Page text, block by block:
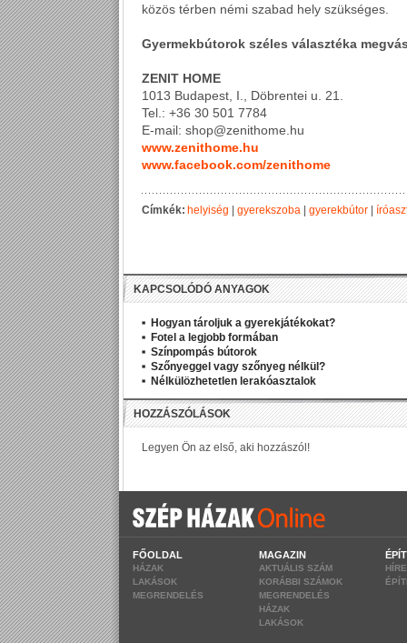
közös térben némi szabad hely szükséges.
Gyermekbútorok széles választéka
ZENIT HOME
1013 Budapest, I., Döbrentei u. 21.
Tel.: +36 30 501 7784
E-mail: shop@zenithome.hu
www.zenithome.hu
www.facebook.com/zenithome
Címkék: helyiség gyerekszoba gyerekbútor
KAPCSOLÓDÓ ANYAGOK
Hogyan tároljuk a gyerekjátékokat?
Fotel a legjobb formában
Színpompás bútorok
Szőnyeggel vagy szőnyeg nélkül?
Nélkülözhetetlen lerakóasztalok
FŐOLDAL
HÁZAK
LAKÁSOK
MEGRENDELÉS
MAGAZIN
AKTUÁLIS SZÁM
KORÁBBI SZÁMOK
MEGRENDELÉS
HÁZAK
LAKÁSOK